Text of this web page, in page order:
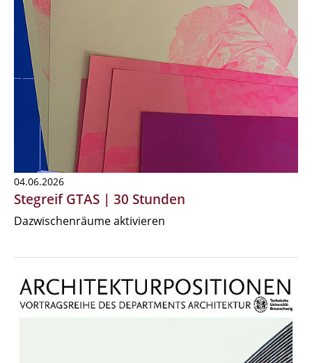
04.06.2026
Stegreif GTAS | 30 Stunden
Dazwischenräume aktivieren